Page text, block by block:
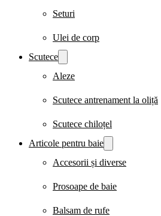
Seturi
Ulei de corp
Scutece
Aleze
Scutece antrenament la oliță
Scutece chiloțel
Articole pentru baie
Accesorii și diverse
Prosoape de baie
Balsam de rufe